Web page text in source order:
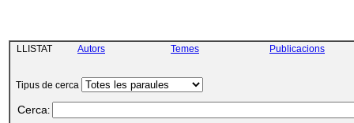
LLISTAT Autors Temes Publicacions
Tipus de cerca
Cerca: